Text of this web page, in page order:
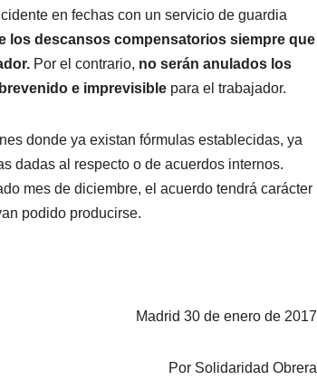
en fechas con un servicio de guardia
los descansos compensatorios siempre que
Por el contrario, no serán anulados los
e imprevisible para el trabajador.
donde ya existan fórmulas establecidas, ya
dadas al respecto o de acuerdos internos.
mes de diciembre, el acuerdo tendrá carácter
podido producirse.
Madrid 30 de enero de 2017
Por Solidaridad Obrera